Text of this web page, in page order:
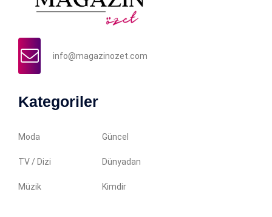
info@magazinozet.com
Kategoriler
Moda Güncel
TV / Dizi Dünyadan
Müzik Kimdir